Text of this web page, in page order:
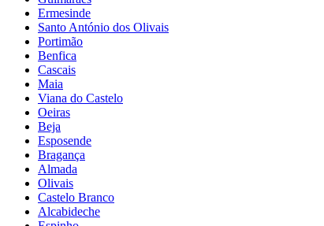
Ermesinde
Santo António dos Olivais
Portimão
Benfica
Cascais
Maia
Viana do Castelo
Oeiras
Beja
Esposende
Bragança
Almada
Olivais
Castelo Branco
Alcabideche